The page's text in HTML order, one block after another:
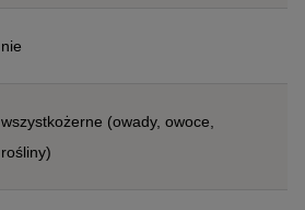
nie
wszystkożerne (owady, owoce,
rośliny)